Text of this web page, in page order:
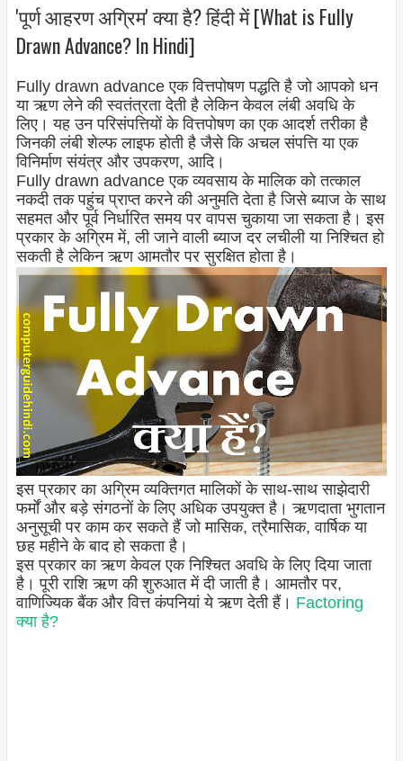
'पूर्ण आहरण अग्रिम' क्या है? हिंदी में [What is Fully
Drawn Advance? In Hindi]
Fully drawn advance एक वित्तपोषण पद्धति है जो आपको धन
या ऋण लेने की स्वतंत्रता देती है लेकिन केवल लंबी अवधि के
लिए। यह उन परिसंपत्तियों के वित्तपोषण का एक आदर्श तरीका है
जिनकी लंबी शेल्फ लाइफ होती है जैसे कि अचल संपत्ति या एक
विनिर्माण संयंत्र और उपकरण, आदि।
Fully drawn advance एक व्यवसाय के मालिक को तत्काल
नकदी तक पहुंच प्राप्त करने की अनुमति देता है जिसे ब्याज के साथ
सहमत और पूर्व निर्धारित समय पर वापस चुकाया जा सकता है। इस
प्रकार के अग्रिम में, ली जाने वाली ब्याज दर लचीली या निश्चित हो
सकती है लेकिन ऋण आमतौर पर सुरक्षित होता है।
इस प्रकार का अग्रिम व्यक्तिगत मालिकों के साथ-साथ साझेदारी
फर्मों और बड़े संगठनों के लिए अधिक उपयुक्त है। ऋणदाता भुगतान
अनुसूची पर काम कर सकते हैं जो मासिक, त्रैमासिक, वार्षिक या
छह महीने के बाद हो सकता है।
इस प्रकार का ऋण केवल एक निश्चित अवधि के लिए दिया जाता
है। पूरी राशि ऋण की शुरुआत में दी जाती है। आमतौर पर,
वाणिज्यिक बैंक और वित्त कंपनियां ये ऋण देती हैं। Factoring
क्या है?